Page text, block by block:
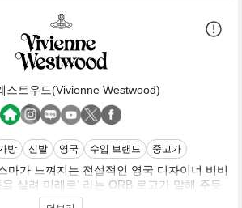
스트우드(Vivienne Westwood)
방 신발 영국 수입 브랜드 중고가
마가 느껴지는 전설적인 영국 디자이너 비비
살려 미래로’ 라는 ORB 로고가 말해 주듯
로부터 베어져 나오는 모던한 세련미를 바탕